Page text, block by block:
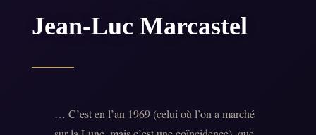
Jean-Luc Marcastel
… C’est en l’an 1969 (celui où l’on a marché